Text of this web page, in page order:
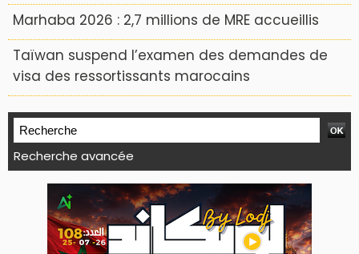
Marhaba 2026 : 2,7 millions de MRE accueillis
Taïwan suspend l’examen des demandes de
visa des ressortissants marocains
Recherche avancée